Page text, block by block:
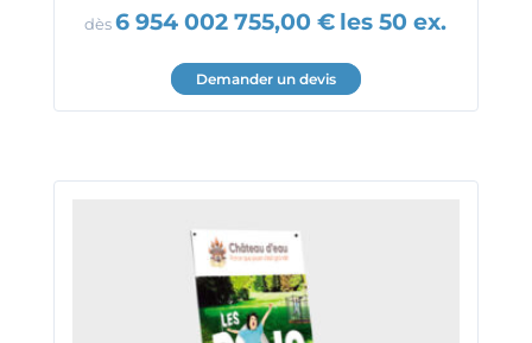
dès6 954 002 755,00€ les 50 ex.
Demander un devis